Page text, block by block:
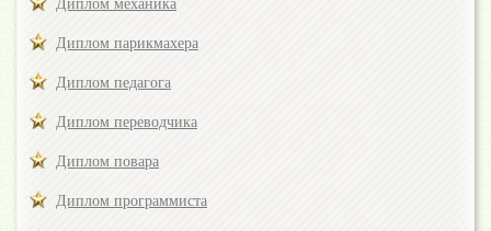
Диплом механика
Диплом парикмахера
Диплом педагога
Диплом переводчика
Диплом повара
Диплом программиста